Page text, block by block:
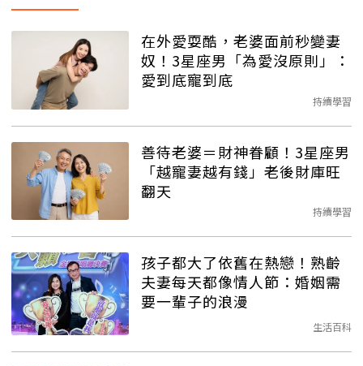
在外愛耍酷，老婆面前秒變妻
奴！3星座男「為愛沒原則」：
愛到底寵到底
持續學習
善待老婆＝財神眷顧！3星座男
「越寵妻越有錢」老後財庫旺
翻天
持續學習
孩子都大了依舊在熱戀！熟齡
夫妻每天都像情人節：婚姻需
要一輩子的浪漫
生活百科